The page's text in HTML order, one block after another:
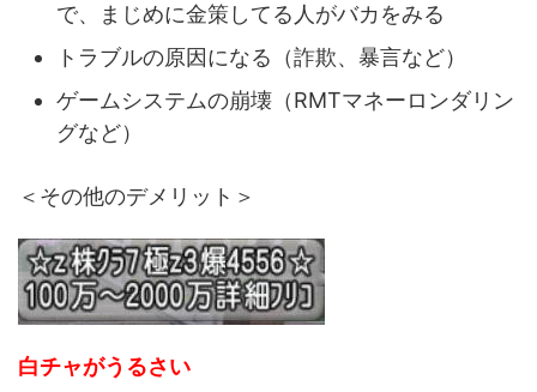
で、まじめに金策してる人がバカをみる
トラブルの原因になる（詐欺、暴言など）
ゲームシステムの崩壊（RMTマネーロンダリン
グなど）
＜その他のデメリット＞
白チャがうるさい